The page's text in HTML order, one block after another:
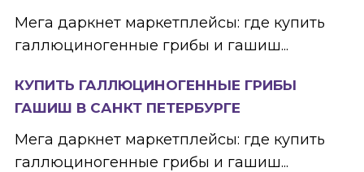
Мега даркнет маркетплейсы: где купить
галлюциногенные грибы и гашиш...
КУПИТЬ ГАЛЛЮЦИНОГЕННЫЕ ГРИБЫ
ГАШИШ В САНКТ ПЕТЕРБУРГЕ
Мега даркнет маркетплейсы: где купить
галлюциногенные грибы и гашиш...